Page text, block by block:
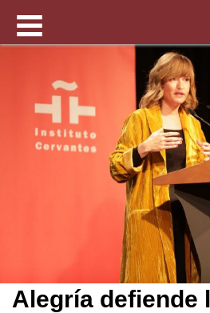
Alegría defiende